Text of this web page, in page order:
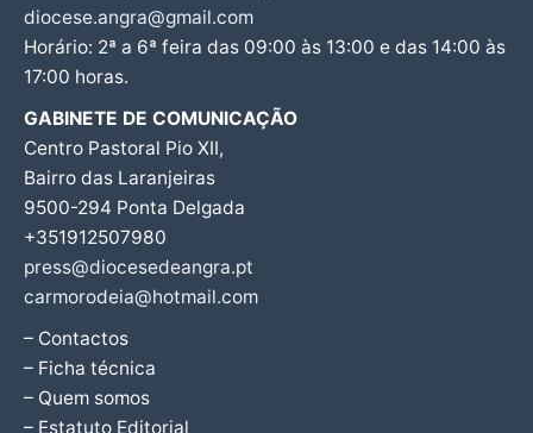
diocese.angra@gmail.com
Horário: 2ª a 6ª feira das 09:00 às 13:00 e das 14:00 às
17:00 horas.
GABINETE DE COMUNICAÇÃO
Centro Pastoral Pio XII,
Bairro das Laranjeiras
9500-294 Ponta Delgada
+351912507980
press@diocesedeangra.pt
carmorodeia@hotmail.com
– Contactos
– Ficha técnica
– Quem somos
– Estatuto Editorial